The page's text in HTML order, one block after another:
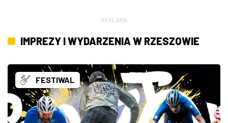
IMPREZY
ROZRYWKA
W KINACH
REKLAMA
IMPREZY I WYDARZENIA W RZESZOWIE
FESTIWAL